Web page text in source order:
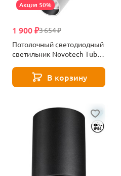
Акция 50%
3 654 ₽
1 900 ₽
Потолочный светодиодный
светильник Novotech Tubo
В корзину